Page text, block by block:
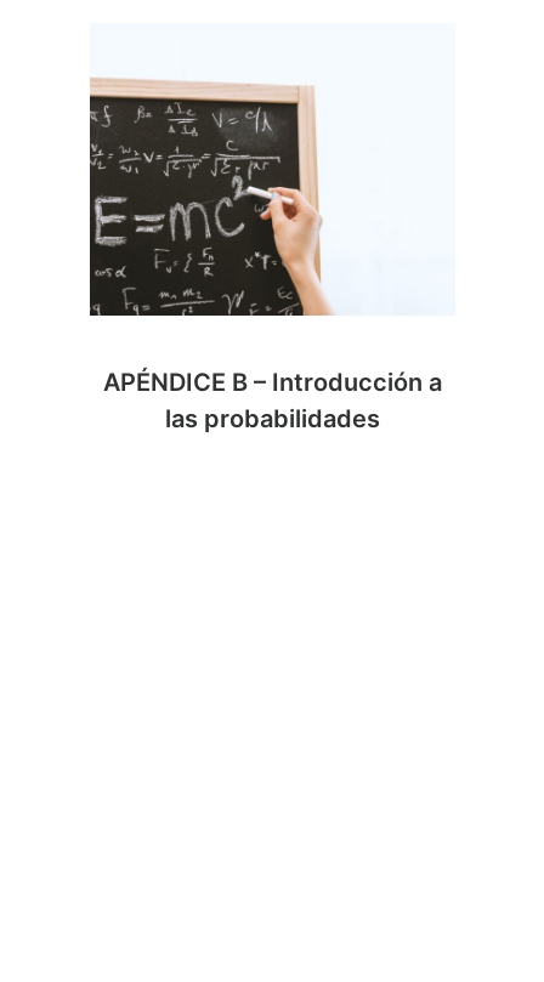
APÉNDICE B – Introducción a
las probabilidades